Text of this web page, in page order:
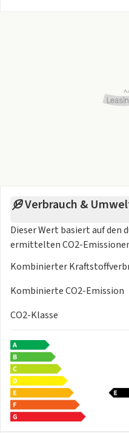
Verbrauch &
Dieser Wert basiert auf den
ermittelten CO2-
Kombinierter
Kombinierte CO2-Emission
CO2-Klasse